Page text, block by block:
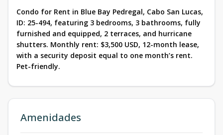
Condo for Rent in Blue Bay Pedregal, Cabo San Lucas,
ID: 25-494, featuring 3 bedrooms, 3 bathrooms, fully
furnished and equipped, 2 terraces, and hurricane
shutters. Monthly rent: $3,500 USD, 12-month lease,
with a security deposit equal to one month’s rent.
Pet-friendly.
Amenidades